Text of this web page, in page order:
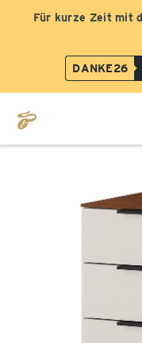
Für kurze Zeit mit
DANKE26